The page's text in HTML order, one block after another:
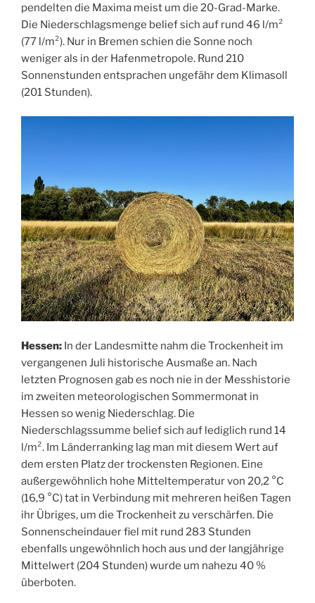
pendelten die Maxima meist um die 20-Grad-Marke.
Die Niederschlagsmenge belief sich auf rund 46 l/m²
(77 l/m²). Nur in Bremen schien die Sonne noch
weniger als in der Hafenmetropole. Rund 210
Sonnenstunden entsprachen ungefähr dem Klimasoll
(201 Stunden).
Hessen: In der Landesmitte nahm die Trockenheit im
vergangenen Juli historische Ausmaße an. Nach
letzten Prognosen gab es noch nie in der Messhistorie
im zweiten meteorologischen Sommermonat in
Hessen so wenig Niederschlag. Die
Niederschlagssumme belief sich auf lediglich rund 14
l/m². Im Länderranking lag man mit diesem Wert auf
dem ersten Platz der trockensten Regionen. Eine
außergewöhnlich hohe Mitteltemperatur von 20,2 °C
(16,9 °C) tat in Verbindung mit mehreren heißen Tagen
ihr Übriges, um die Trockenheit zu verschärfen. Die
Sonnenscheindauer fiel mit rund 283 Stunden
ebenfalls ungewöhnlich hoch aus und der langjährige
Mittelwert (204 Stunden) wurde um nahezu 40 %
überboten.